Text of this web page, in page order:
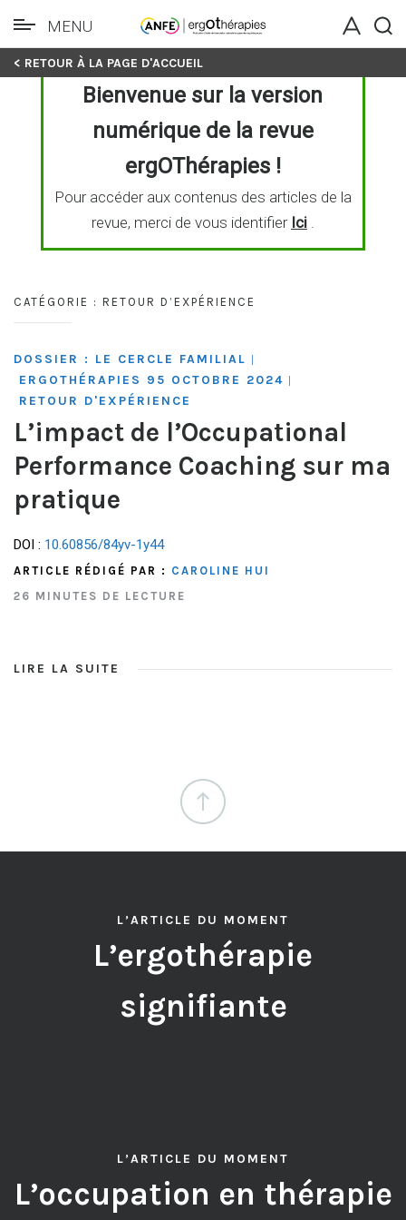
Skip
MENU
< RETOUR À LA PAGE D'ACCUEIL
Bienvenue sur la version
numérique de la revue
ergOThérapies !
Pour accéder aux contenus des articles de la
revue, merci de vous identifier Ici.
CATÉGORIE : RETOUR D’EXPÉRIENCE
DOSSIER : LE CERCLE FAMILIAL |
ERGOTHÉRAPIES 95 OCTOBRE 2024 |
RETOUR D'EXPÉRIENCE
L’impact de l’Occupational
Performance Coaching sur ma
pratique
DOI : 10.60856/84yv-1y44
ARTICLE RÉDIGÉ PAR : CAROLINE HUI
26 MINUTES DE LECTURE
LIRE LA SUITE
L’ARTICLE DU MOMENT
L’ergothérapie
signifiante
L’ARTICLE DU MOMENT
L’occupation en thérapie